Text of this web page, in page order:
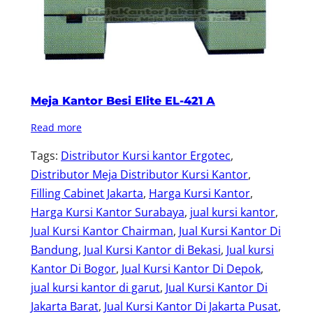
Meja Kantor Besi Elite EL-421 A
Read more
Tags: Distributor Kursi kantor Ergotec
Distributor Meja Distributor Kursi Kantor
Filling Cabinet Jakarta, Harga Kursi Kantor
Harga Kursi Kantor Surabaya, jual kursi kantor
Jual Kursi Kantor Chairman, Jual Kursi Kantor Di
Bandung, Jual Kursi Kantor di Bekasi, Jual kursi
Kantor Di Bogor, Jual Kursi Kantor Di Depok
jual kursi kantor di garut, Jual Kursi Kantor Di
Jakarta Barat, Jual Kursi Kantor Di Jakarta Pusat